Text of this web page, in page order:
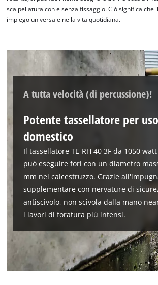
scalpellatura con e senza fissaggio. Ciò significa che
impiego universale nella vita quotidiana.
A tutta velocità (di percussione)!
Potente tassellatore per uso
domestico
Il tassellatore TE-RH 40 3F da 1050
può eseguire fori con un diametro
mm nel calcestruzzo. Grazie
supplementare con nervature di
antiscivolo, non scivola dalla mano
i lavori di foratura più intensi.